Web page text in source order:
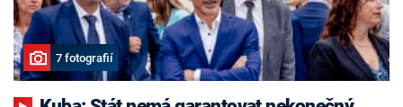
7 fotografií